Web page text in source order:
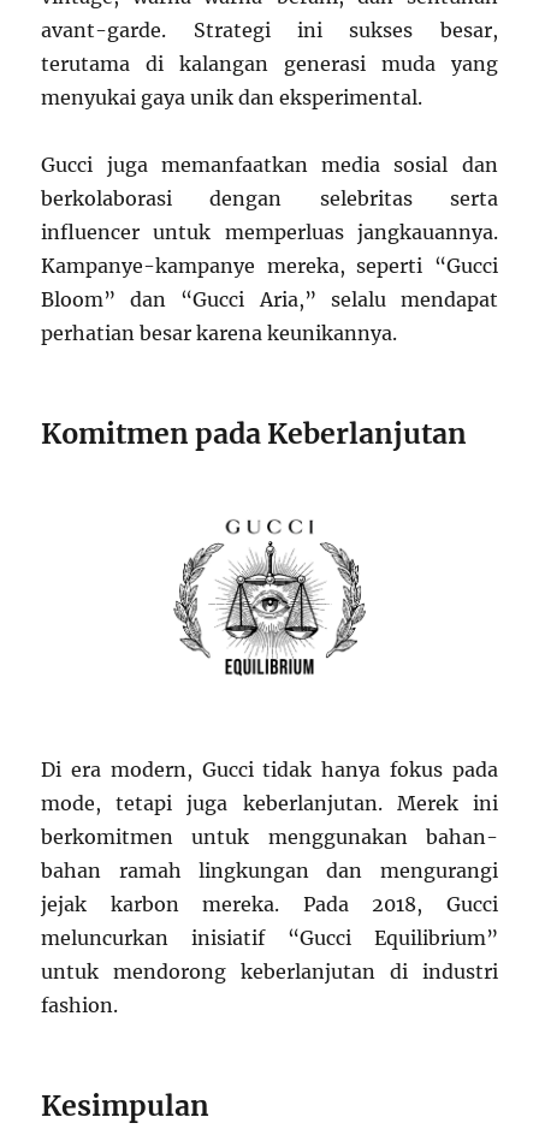
avant-garde. Strategi ini sukses besar,
terutama di kalangan generasi muda yang
menyukai gaya unik dan eksperimental.
Gucci juga memanfaatkan media sosial dan
berkolaborasi dengan selebritas serta
influencer untuk memperluas jangkauannya.
Kampanye-kampanye mereka, seperti “Gucci
Bloom” dan “Gucci Aria,” selalu mendapat
perhatian besar karena keunikannya.
Komitmen pada Keberlanjutan
Di era modern, Gucci tidak hanya fokus pada
mode, tetapi juga keberlanjutan. Merek ini
berkomitmen untuk menggunakan bahan-
bahan ramah lingkungan dan mengurangi
jejak karbon mereka. Pada 2018, Gucci
meluncurkan inisiatif “Gucci Equilibrium”
untuk mendorong keberlanjutan di industri
fashion.
Kesimpulan